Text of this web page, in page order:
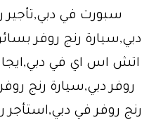
دبي,سيارة رنج روفر
اتش اس اي في دبي,ايجار
روفر دبي,سيارة رنج
رنج روفر في